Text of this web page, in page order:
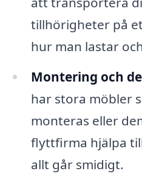
tillhörigheter på
hur man lastar
Montering och
har stora möbler
monteras eller
flyttfirma hjälpa
allt går smidigt.